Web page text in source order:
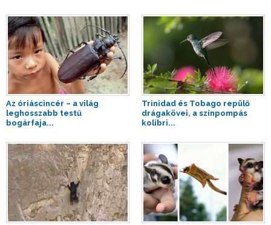
Az óriáscincér – a világ
leghosszabb testű
bogárfaja...
Trinidad és Tobago repülő
drágakövei, a színpompás
kolibri...